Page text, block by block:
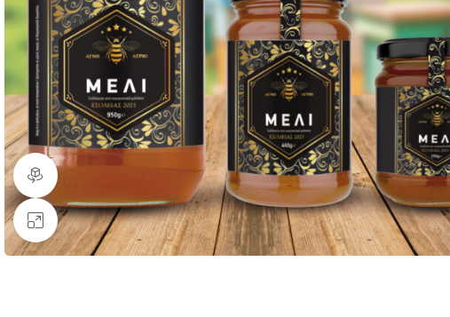
Κάντε κλικ για μεγέθυνση